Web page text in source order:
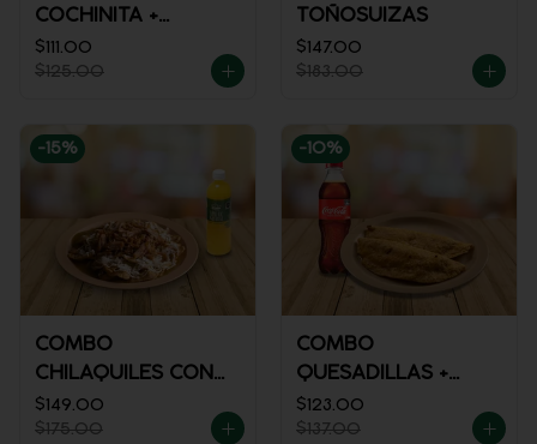
COCHINITA +
REFRESCO
$111.00
$125.00
TOÑOSUIZAS
$147.00
$183.00
-15%
COMBO
CHILAQUILES CON
MACIZA + JUGO DE
NARANJA
$149.00
$175.00
-10%
COMBO
QUESADILLAS +
REFRESCO
$123.00
$137.00